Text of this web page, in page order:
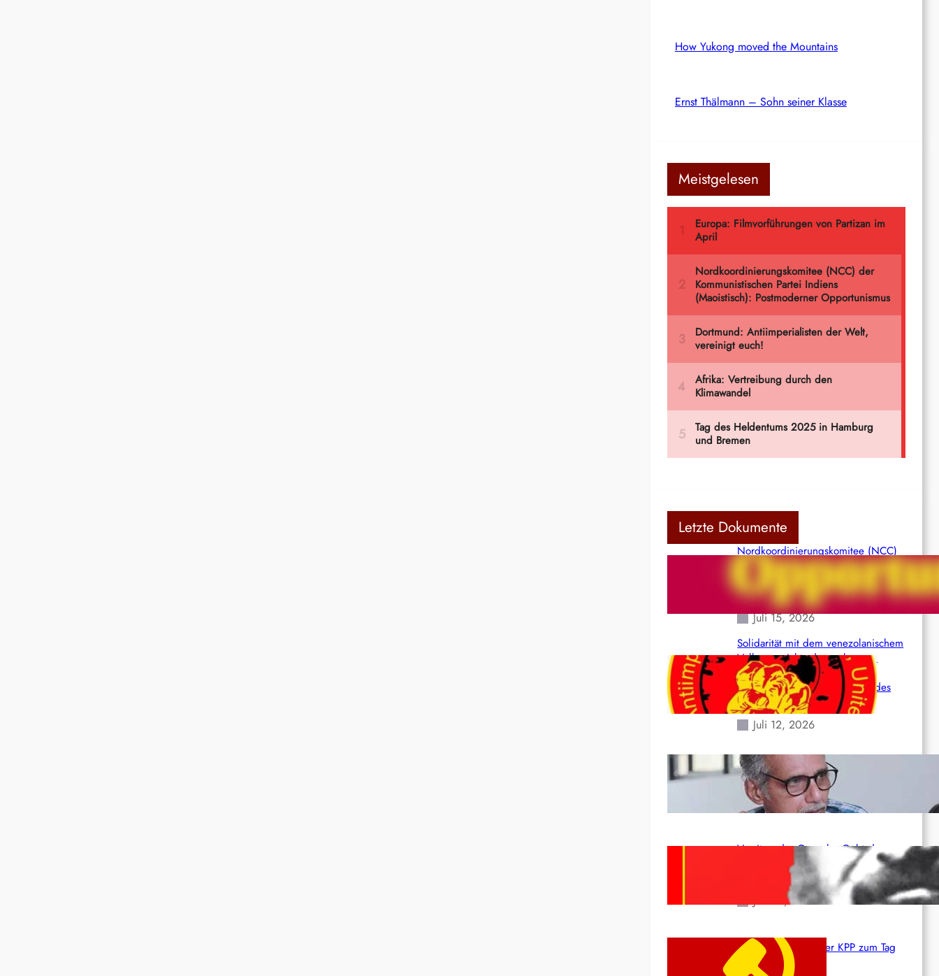
How Yukong moved the Mountains
Ernst Thälmann – Sohn seiner Klasse
Meistgelesen
Letzte Dokumente
Nordkoordinierungskomitee (NCC)
der Kommunistischen Partei Indiens
(Maoistisch): Postmoderner
Opportunismus
Juli 15, 2026
Solidarität mit dem venezolanischem
Volk angesichts der verlorenen
Leben und der katastrophalen
Situation durch die Erdbeben des
24. Juni!
Juli 12, 2026
Indien: „Die Politik der Kapitulation“
von K. Murali (Ajith)
Juli 1, 2026
Vorsitzender Gonzalo: Gebt das
Leben für die Partei und die
Revolution!
Juni 19, 2026
Beschluss des ZK der KPP zum Tag
des Heldentums